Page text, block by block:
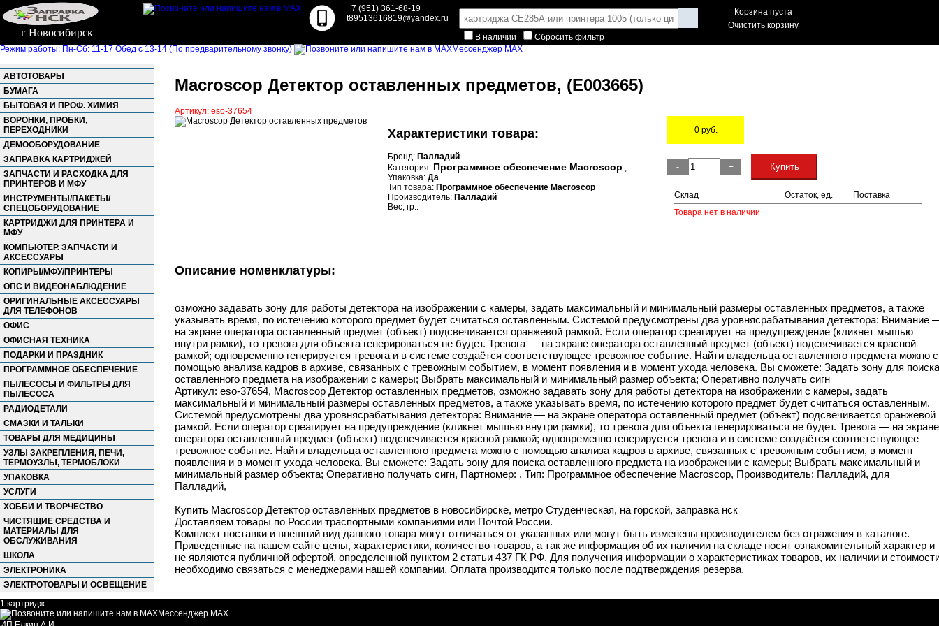
г Новосибирск
+7 (951) 361-68-19
t89513616819@yandex.ru
В наличии
Сбросить фильтр
Корзина пуста
Очистить корзину
Режим работы: Пн-Сб: 11-17 Обед с 13-14 (По предварительному звонку) Мессенджер MAX
АВТОТОВАРЫ
БУМАГА
БЫТОВАЯ И ПРОФ. ХИМИЯ
ВОРОНКИ, ПРОБКИ,
ПЕРЕХОДНИКИ
ДЕМООБОРУДОВАНИЕ
ЗАПРАВКА КАРТРИДЖЕЙ
ЗАПЧАСТИ И РАСХОДКА ДЛЯ
ПРИНТЕРОВ И МФУ
ИНСТРУМЕНТЫ/ПАКЕТЫ/
СПЕЦОБОРУДОВАНИЕ
КАРТРИДЖИ ДЛЯ ПРИНТЕРА И
МФУ
КОМПЬЮТЕР. ЗАПЧАСТИ И
АКСЕССУАРЫ
КОПИРЫ/МФУ/ПРИНТЕРЫ
ОПС И ВИДЕОНАБЛЮДЕНИЕ
ОРИГИНАЛЬНЫЕ АКСЕССУАРЫ
ДЛЯ ТЕЛЕФОНОВ
ОФИС
ОФИСНАЯ ТЕХНИКА
ПОДАРКИ И ПРАЗДНИК
ПРОГРАММНОЕ ОБЕСПЕЧЕНИЕ
ПЫЛЕСОСЫ И ФИЛЬТРЫ ДЛЯ
ПЫЛЕСОСА
РАДИОДЕТАЛИ
СМАЗКИ И ТАЛЬКИ
ТОВАРЫ ДЛЯ МЕДИЦИНЫ
УЗЛЫ ЗАКРЕПЛЕНИЯ, ПЕЧИ,
ТЕРМОУЗЛЫ, ТЕРМОБЛОКИ
УПАКОВКА
УСЛУГИ
ХОББИ И ТВОРЧЕСТВО
ЧИСТЯЩИЕ СРЕДСТВА И
МАТЕРИАЛЫ ДЛЯ
ОБСЛУЖИВАНИЯ
ШКОЛА
ЭЛЕКТРОНИКА
ЭЛЕКТРОТОВАРЫ И ОСВЕЩЕНИЕ
Macroscop Детектор оставленных предметов, (E003665)
Артикул: eso-37654
Характеристики товара:
Бренд: Палладий
Категория: Программное обеспечение Macroscop ,
Упаковка: Да
Тип товара: Программное обеспечение Macroscop
Производитель: Палладий
Вес, гр.:
0руб.
-
+ Купить
Склад Остаток, ед.
Поставка
Товара нет в наличии
Описание номенклатуры:
озможно задавать зону для работы детектора на изображении с камеры, задать максимальный и минимальный размеры оставленных предметов, а также
указывать время, по истечению которого предмет будет считаться оставленным. Системой предусмотрены два уровнясрабатывания детектора: Внимание
на экране оператора оставленный предмет (объект) подсвечивается оранжевой рамкой. Если оператор среагирует на предупреждение (кликнет мышью
внутри рамки), то тревога для объекта генерироваться не будет. Тревога — на экране оператора оставленный предмет (объект) подсвечивается красной
рамкой; одновременно генерируется тревога и в системе создаётся соответствующее тревожное событие. Найти владельца оставленного предмета можно с
помощью анализа кадров в архиве, связанных с тревожным событием, в момент появления и в момент ухода человека. Вы сможете: Задать зону для поиска
оставленного предмета на изображении с камеры; Выбрать максимальный и минимальный размер объекта; Оперативно получать сигн
Артикул: eso-37654, Macroscop Детектор оставленных предметов, озможно задавать зону для работы детектора на изображении с камеры, задать
максимальный и минимальный размеры оставленных предметов, а также указывать время, по истечению которого предмет будет считаться оставленным.
Системой предусмотрены два уровнясрабатывания детектора: Внимание — на экране оператора оставленный предмет (объект) подсвечивается оранжевой
рамкой. Если оператор среагирует на предупреждение (кликнет мышью внутри рамки), то тревога для объекта генерироваться не будет. Тревога — на экране
оператора оставленный предмет (объект) подсвечивается красной рамкой; одновременно генерируется тревога и в системе создаётся соответствующее
тревожное событие. Найти владельца оставленного предмета можно с помощью анализа кадров в архиве, связанных с тревожным событием, в момент
появления и в момент ухода человека. Вы сможете: Задать зону для поиска оставленного предмета на изображении с камеры; Выбрать максимальный и
минимальный размер объекта; Оперативно получать сигн, Партномер: , Тип: Программное обеспечение Macroscop, Производитель: Палладий, для
Палладий,
Купить Macroscop Детектор оставленных предметов в новосибирске, метро Студенческая, на горской, заправка нск
Доставляем товары по России траспортными компаниями или Почтой России.
Комплект поставки и внешний вид данного товара могут отличаться от указанных или могут быть изменены производителем без отражения в каталоге.
Приведенные на нашем сайте цены, характеристики, количество товаров, а так же информация об их наличии на складе носят ознакомительный характер и
не являются публичной офертой, определенной пунктом 2 статьи 437 ГК РФ. Для получения информации о характеристиках товаров, их наличии и
необходимо связаться с менеджерами нашей компании. Оплата производится только после подтверждения резерва.
1 картридж
Мессенджер MAX